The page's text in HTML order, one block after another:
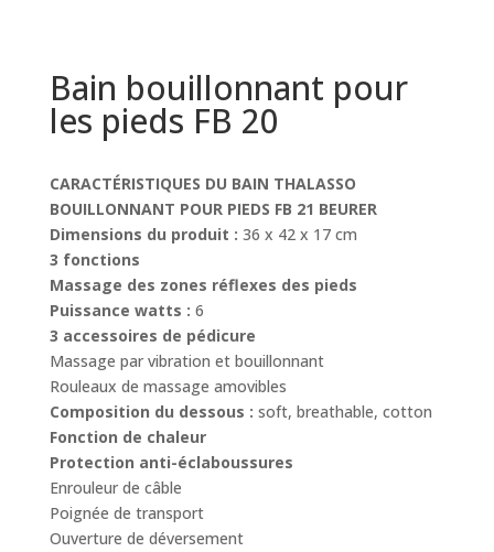
Bain bouillonnant pour
les pieds FB 20
CARACTÉRISTIQUES DU BAIN THALASSO
BOUILLONNANT POUR PIEDS FB 21 BEURER
Dimensions du produit : 36 x 42 x 17 cm
3 fonctions
Massage des zones réflexes des pieds
Puissance watts : 6
3 accessoires de pédicure
Massage par vibration et bouillonnant
Rouleaux de massage amovibles
Composition du dessous : soft, breathable, cotton
Fonction de chaleur
Protection anti-éclaboussures
Enrouleur de câble
Poignée de transport
Ouverture de déversement